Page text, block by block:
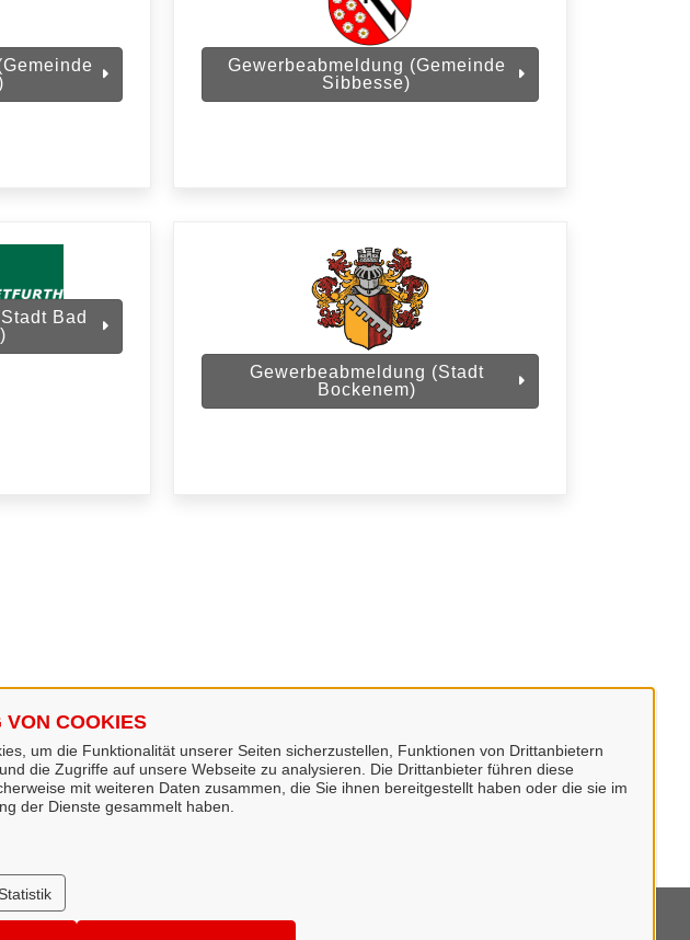
VON COOKIES
um die Funktionalität unserer Seiten sicherzustellen, Funktionen von Drittanbietern
die Zugriffe auf unsere Webseite zu analysieren. Die Drittanbieter führen diese
mit weiteren Daten zusammen, die Sie ihnen bereitgestellt haben oder die sie im
der Dienste gesammelt haben.
Gewerbeabmeldung (Gemeinde
Sibbesse)
Bad
Gewerbeabmeldung (Stadt
Bockenem)